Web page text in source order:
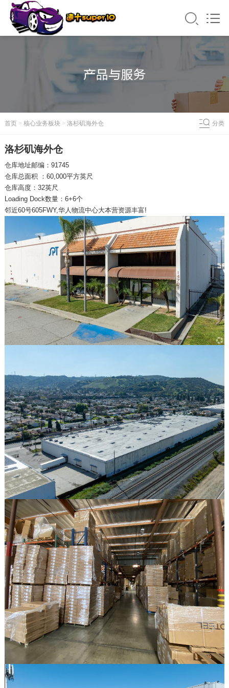
首页> 核心业务板块> 洛杉矶海外仓 分类
洛杉矶海外仓
仓库地址邮编：91745
仓库总面积 ：60,000平方英尺
仓库高度：32英尺
Loading Dock数量：6+6个
邻近60号605FWY,华人物流中心大本营资源丰富!